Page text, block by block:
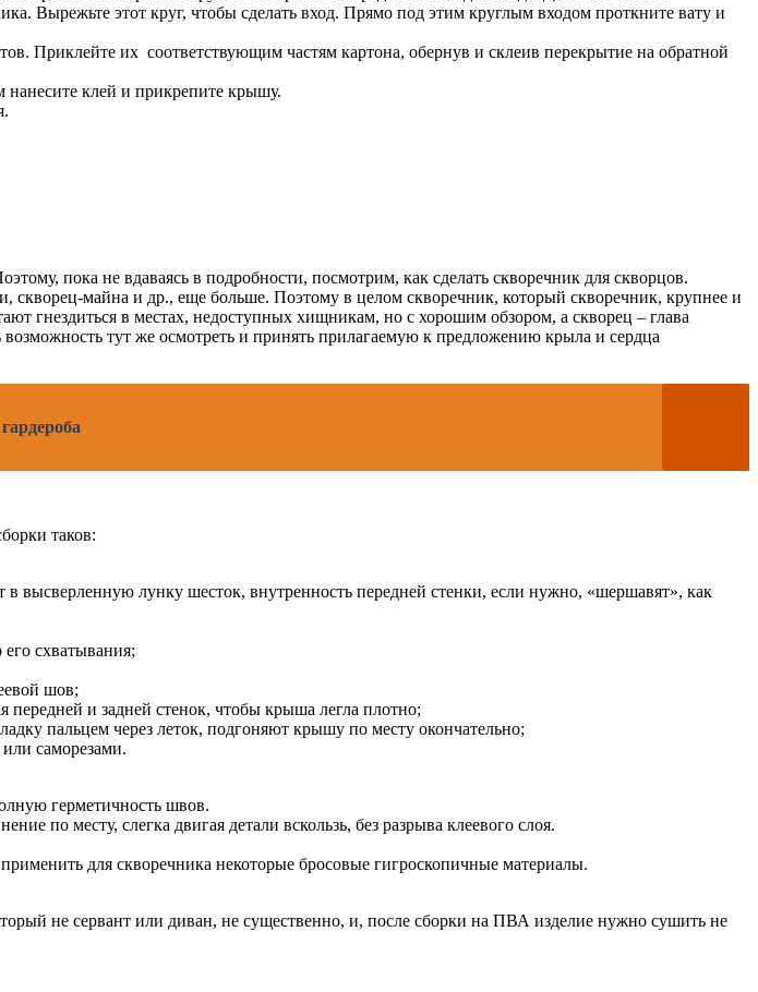
Вырежьте этот круг, чтобы сделать вход. Прямо под этим круглым входом проткните вату и
Приклейте их соответствующим частям картона, обернув и склеив перекрытие на обратной
клей и прикрепите крышу.
пока не вдаваясь в подробности, посмотрим, как сделать скворечник для скворцов.
скворец-майна и др., еще больше. Поэтому в целом скворечник, который скворечник, крупнее и
гнездиться в местах, недоступных хищникам, но с хорошим обзором, а скворец – глава
тут же осмотреть и принять прилагаемую к предложению крыла и сердца
таков:
высверленную лунку шесток, внутренность передней стенки, если нужно, «шершавят», как
схватывания;
шов;
передней и задней стенок, чтобы крыша легла плотно;
пальцем через леток, подгоняют крышу по месту окончательно;
саморезами.
герметичность швов.
по месту, слегка двигая детали вскользь, без разрыва клеевого слоя.
для скворечника некоторые бросовые гигроскопичные материалы.
не сервант или диван, не существенно, и, после сборки на ПВА изделие нужно сушить не